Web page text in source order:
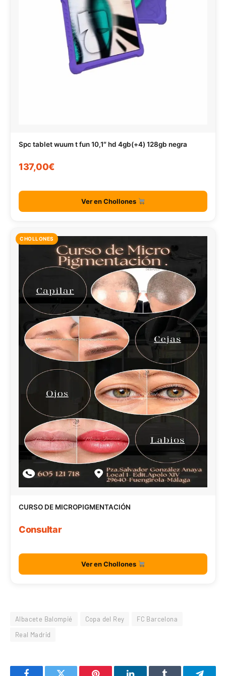
Spc tablet wuum t fun 10,1″ hd 4gb(+4) 128gb negra
137,00€
Ver en Chollones
CHOLLONES
CURSO DE MICROPIGMENTACIÓN
Consultar
Ver en Chollones
Albacete Balompié Copa del Rey
FC Barcelona
Real Madrid